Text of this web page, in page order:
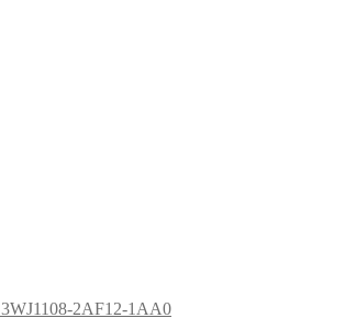
2AF12-1AA0